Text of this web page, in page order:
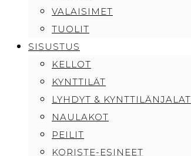
VALAISIMET
TUOLIT
SISUSTUS
KELLOT
KYNTTILÄT
LYHDYT & KYNTTILÄNJALAT
NAULAKOT
PEILIT
KORISTE-ESINEET